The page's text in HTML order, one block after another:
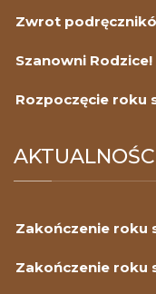
Zwrot
Szanowni
Rozpoczęcie roku
Zakończenie roku
Zakończenie roku